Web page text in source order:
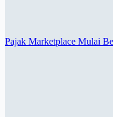
Pajak Marketplace Mulai